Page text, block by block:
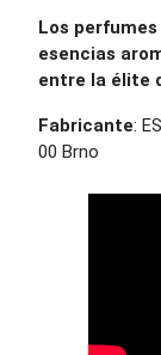
Los perfumes
esencias
entre la élite
Fabricante:
00 Brno